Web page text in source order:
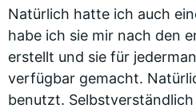
Natürlich hatte ich auch
habe ich sie mir nach den
erstellt und sie für
verfügbar gemacht.
benutzt.